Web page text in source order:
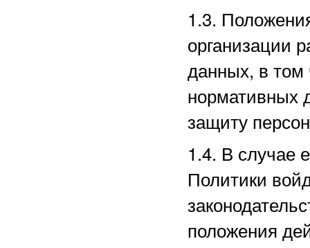
1.3.
организации
данных, в том
нормативных
защиту
1.4. В случае
Политики
положения